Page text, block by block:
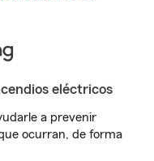
eléctricos
a prevenir
ocurran, de forma